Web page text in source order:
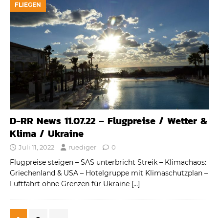
FLIEGEN
D-RR News 11.07.22 – Flugpreise / Wetter &
Klima / Ukraine
Juli 11, 2022 ruediger 0
Flugpreise steigen – SAS unterbricht Streik – Klimachaos:
Griechenland & USA – Hotelgruppe mit Klimaschutzplan –
Luftfahrt ohne Grenzen für Ukraine […]